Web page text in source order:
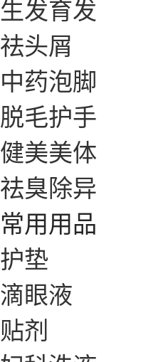
生发育发
祛头屑
中药泡脚
脱毛护手
健美美体
祛臭除异
常用用品
护垫
滴眼液
贴剂